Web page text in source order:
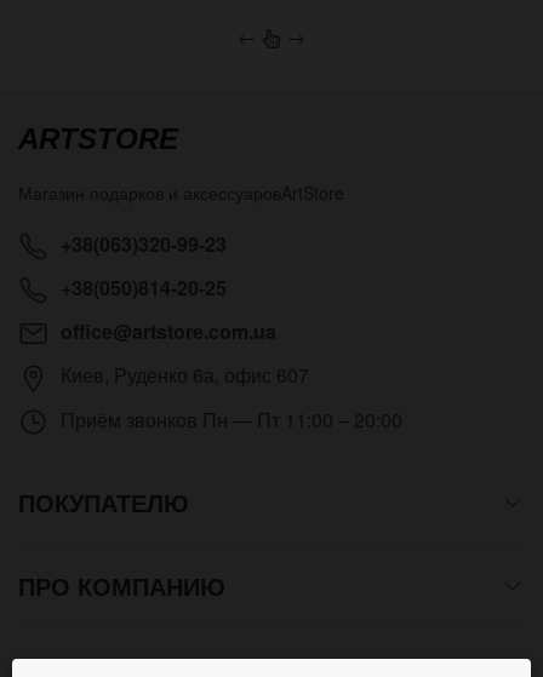
← →
ARTSTORE
ПОКУПАТЕЛЮ
ПРО КОМПАНИЮ
СПОСОБЫ ОПЛАТЫ